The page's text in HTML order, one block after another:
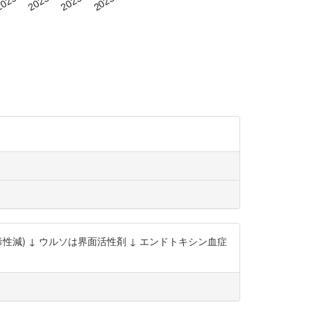
減) ↓ ウルソは界面活性剤 ↓ エンドトキシン血症